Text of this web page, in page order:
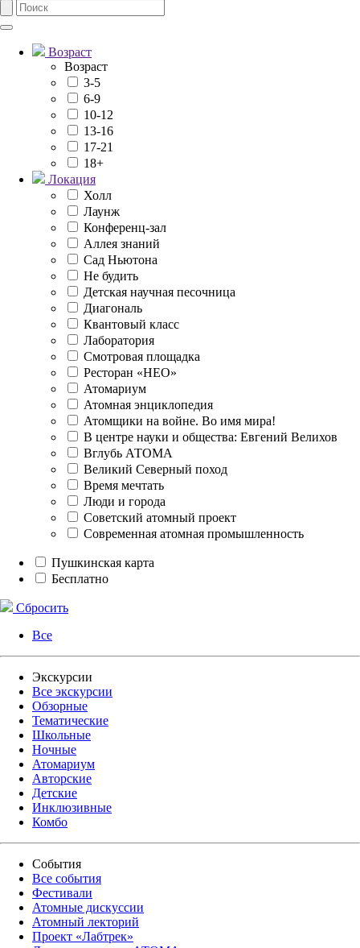
Возраст
Возраст
3-5
6-9
10-12
13-16
17-21
18+
Локация
Холл
Лаунж
Конференц-зал
Аллея знаний
Сад Ньютона
Не будить
Детская научная песочница
Диагональ
Квантовый класс
Лаборатория
Смотровая площадка
Ресторан «НЕО»
Атомариум
Атомная энциклопедия
Атомщики на войне. Во имя мира!
В центре науки и общества: Евгений Велихов
Вглубь АТОМА
Великий Северный поход
Время мечтать
Люди и города
Советский атомный проект
Современная атомная промышленность
Пушкинская карта
Бесплатно
Сбросить
Все
Экскурсии
Все экскурсии
Обзорные
Тематические
Школьные
Ночные
Атомариум
Авторские
Детские
Инклюзивные
Комбо
События
Все события
Фестивали
Атомные дискуссии
Атомный лекторий
Проект «Лабтрек»